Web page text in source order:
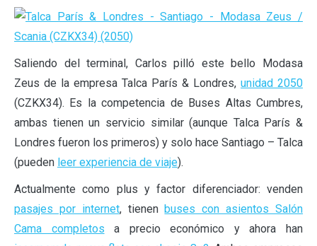
Saliendo del terminal, Carlos pilló este bello Modasa
Zeus de la empresa Talca París & Londres, unidad 2050
(CZKX34). Es la competencia de Buses Altas Cumbres,
ambas tienen un servicio similar (aunque Talca París &
Londres fueron los primeros) y solo hace Santiago – Talca
(pueden leer experiencia de viaje).
Actualmente como plus y factor diferenciador: venden
pasajes por internet, tienen buses con asientos Salón
Cama completos a precio económico y ahora han